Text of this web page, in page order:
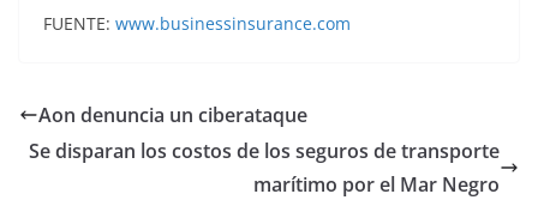
FUENTE: www.businessinsurance.com
Aon denuncia un ciberataque
Se disparan los costos de los seguros de transporte
marítimo por el Mar Negro